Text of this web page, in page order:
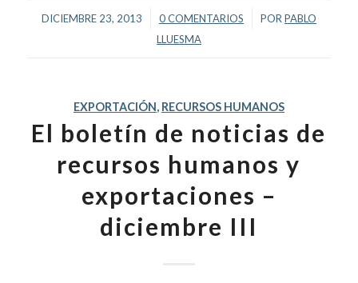
DICIEMBRE 23, 2013
/ 0 COMENTARIOS
/ PORPABLO
LLUESMA
EXPORTACIÓN, RECURSOS HUMANOS
El boletín de noticias de
recursos humanos y
exportaciones –
diciembre III